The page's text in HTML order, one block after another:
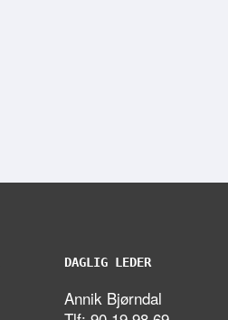
DAGLIG LEDER
Annik Bjørndal